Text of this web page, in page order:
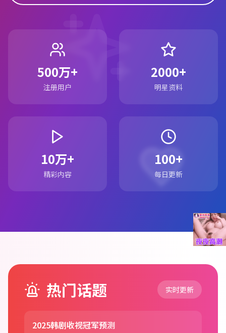
500万+
注册用户
2000+
明星资料
10万+
精彩内容
100+
每日更新
热门话题 实时更新
2025韩剧收视冠军预测